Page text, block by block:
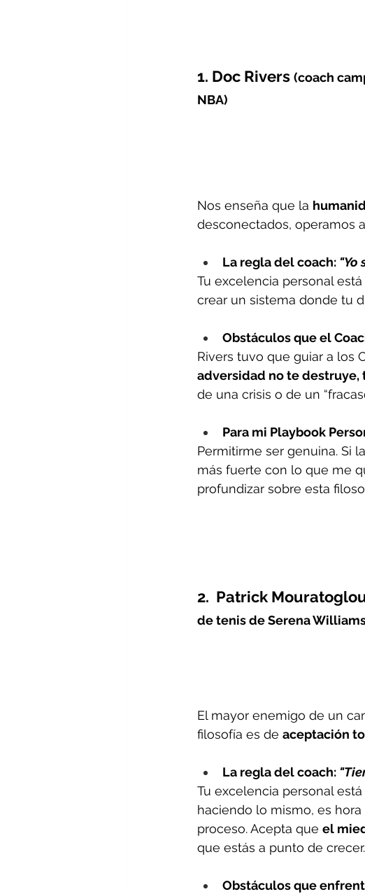
1. Doc Rivers (coach
NBA)
Nos enseña que la
desconectados, operamos
La regla del coach: "Yo
Tu excelencia personal
crear un sistema donde tu
Obstáculos que el
Rivers tuvo que guiar a los
adversidad no te destruye,
de una crisis o de un
Para mi Playbook
Permitirme ser genuina. Si
más fuerte con lo que me
profundizar sobre esta
2.  Patrick
de tenis de Serena
El mayor enemigo de un
filosofía es de aceptación
La regla del coach:
Tu excelencia personal
haciendo lo mismo, es
proceso. Acepta que el
que estás a punto de crecer.
Obstáculos que